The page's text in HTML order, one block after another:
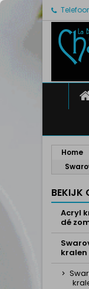
Home
BEKIJK
Acryl
dé
kralen